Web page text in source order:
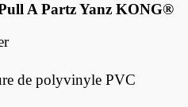
A Partz Yanz KONG®
de polyvinyle PVC